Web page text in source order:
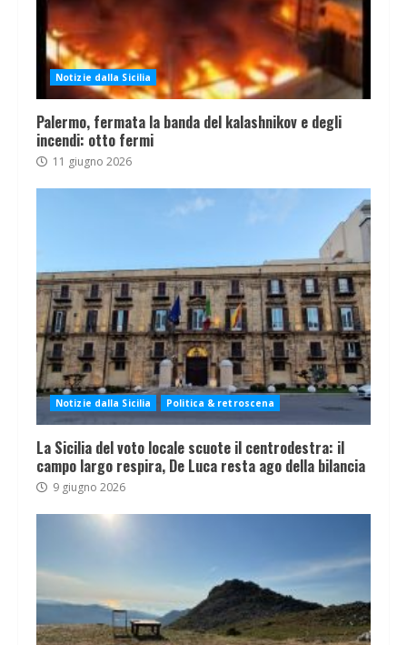
Notizie dalla Sicilia
Palermo, fermata la banda del kalashnikov e degli
incendi: otto fermi
11 giugno 2026
Notizie dalla Sicilia Politica & retroscena
La Sicilia del voto locale scuote il centrodestra: il
campo largo respira, De Luca resta ago della bilancia
9 giugno 2026